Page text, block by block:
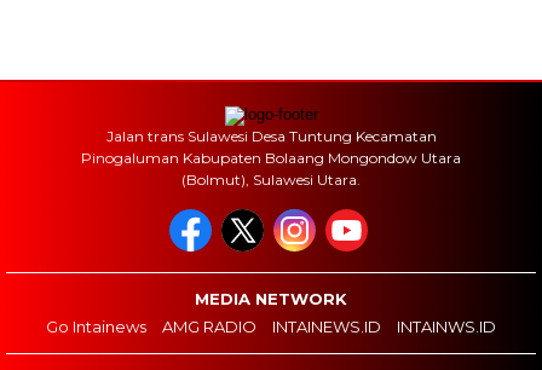
Jalan trans Sulawesi Desa Tuntung Kecamatan
Pinogaluman Kabupaten Bolaang Mongondow Utara
(Bolmut), Sulawesi Utara.
MEDIA NETWORK
Go Intainews
AMG RADIO INTAINEWS.ID INTAINWS.ID